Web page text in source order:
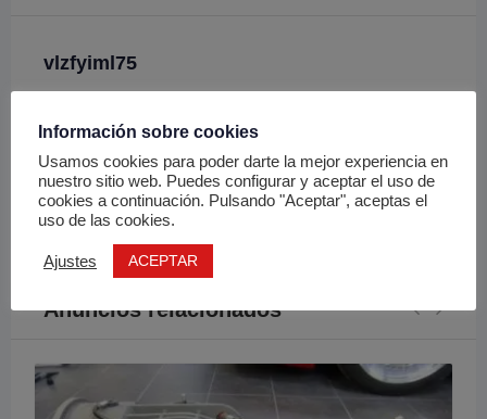
vlzfyiml75
Chat
Enviar Email
Anuncios relacionados
Información sobre cookies
Usamos cookies para poder darte la mejor experiencia en
nuestro sitio web. Puedes configurar y aceptar el uso de
cookies a continuación. Pulsando "Aceptar", aceptas el
uso de las cookies.
Ajustes ACEPTAR